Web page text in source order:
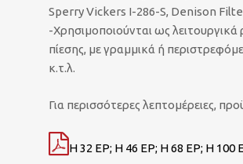
Sperry Vickers I-286-S, Denison
-Χρησιμοποιούνται ως
πίεσης, με γραμμικά ή
κ.τ.λ.
Για περισσότερες λεπτομέρειες,
H 32 EP; H 46 EP; H 68 EP; H 100